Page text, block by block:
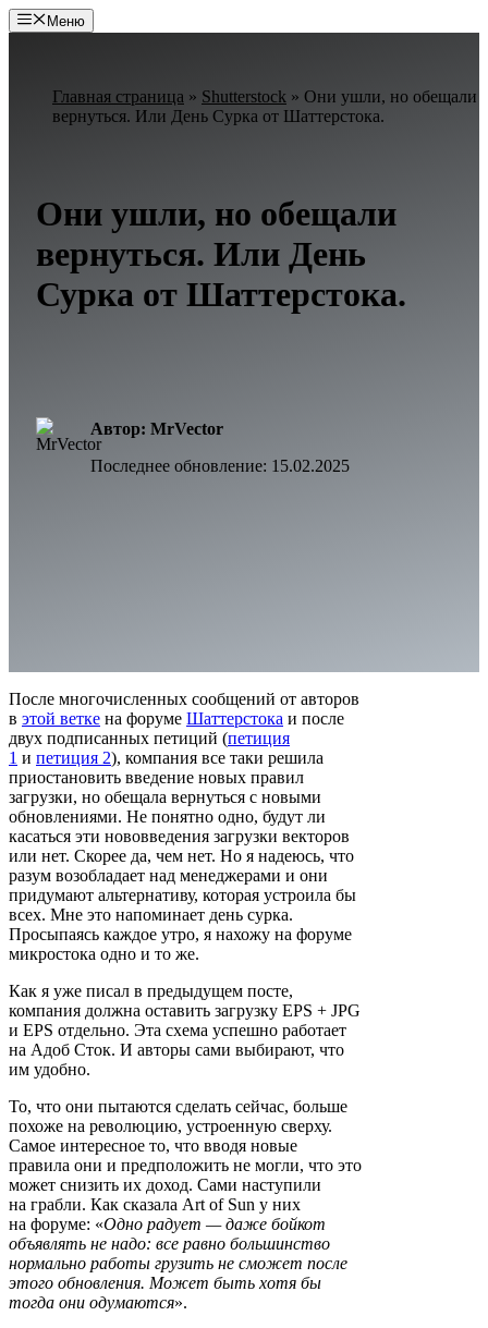
Перейти
к
Меню
Главная страница » Shutterstock » Они ушли, но обещали
вернуться. Или День Сурка от Шаттерстока.
Они ушли, но обещали
вернуться. Или День
Сурка от Шаттерстока.
Автор: MrVector
Последнее обновление: 15.02.2025
После многочисленных сообщений от авторов
в этой ветке на форуме Шаттерстока и после
двух подписанных петиций (петиция
1 и петиция 2), компания все таки решила
приостановить введение новых правил
загрузки, но обещала вернуться с новыми
обновлениями. Не понятно одно, будут ли
касаться эти нововведения загрузки векторов
или нет. Скорее да, чем нет. Но я надеюсь, что
разум возобладает над менеджерами и они
придумают альтернативу, которая устроила бы
всех. Мне это напоминает день сурка.
Просыпаясь каждое утро, я нахожу на форуме
микростока одно и то же.
Как я уже писал в предыдущем посте,
компания должна оставить загрузку EPS + JPG
и EPS отдельно. Эта схема успешно работает
на Адоб Сток. И авторы сами выбирают, что
им удобно.
То, что они пытаются сделать сейчас, больше
похоже на революцию, устроенную сверху.
Самое интересное то, что вводя новые
правила они и предположить не могли, что это
может снизить их доход. Сами наступили
на грабли. Как сказала Art of Sun у них
на форуме: «Одно радует — даже бойкот
объявлять не надо: все равно большинство
нормально работы грузить не сможет после
этого обновления. Может быть хотя бы
тогда они одумаются».